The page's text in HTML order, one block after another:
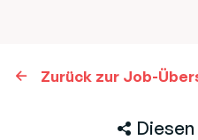
Zurück zur Job-